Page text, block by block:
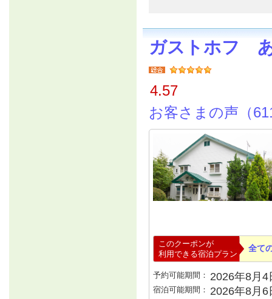
ガストホフ
4.57
お客さまの声（
このクーポンが
利用できる宿泊プラン
全て
予約可能期間： 2026年8月
宿泊可能期間： 2026年8月